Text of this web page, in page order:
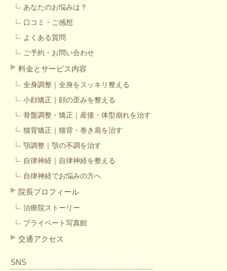
あなたのお悩みは？
口コミ・ご感想
よくある質問
ご予約・お問い合わせ
料金とサービス内容
全身調整｜全身をスッキリ整える
小顔矯正｜顔の歪みを整える
骨盤調整・矯正｜産後・体型崩れを治す
猫背矯正｜猫背・巻き肩を治す
顎調整｜顎の不調を治す
自律神経｜自律神経を整える
自律神経でお悩みの方へ
院長プロフィール
治療院ストーリー
プライベート写真館
交通アクセス
SNS